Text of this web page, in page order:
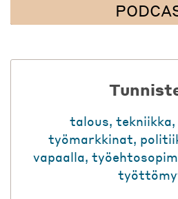
talous, tekniikka,
työmarkkinat,
vapaalla,